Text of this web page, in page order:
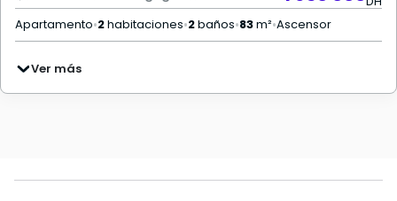
Apartamento•2habitaciones•2baños•83m²•Ascensor
Ver más